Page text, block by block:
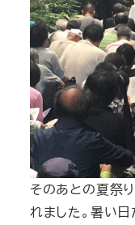
そのあとの夏祭
れました。暑い